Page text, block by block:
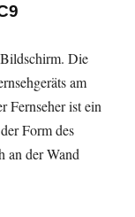
Die
am
Fernseher ist ein
Form des
an der Wand